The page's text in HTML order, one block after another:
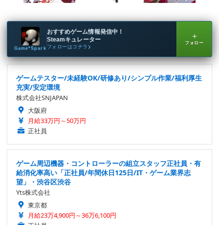
Game*Spark
おすすめゲーム情報発信中！
Steamキュレーター
フォローはコチラ
＋
フォロー
ゲームテスター/未経験OK/研修あり/シンプル作業/福利厚生
充実/安定環境
株式会社SNJAPAN
大阪府
月給33万円～50万円
正社員
ゲーム周辺機器・コントローラーの組立スタッフ正社員・有
給消化率高い「正社員/年間休日125日/IT・ゲーム業界志
望」・渋谷区渋谷
Yts株式会社
東京都
月給23万4,900円～36万6,100円